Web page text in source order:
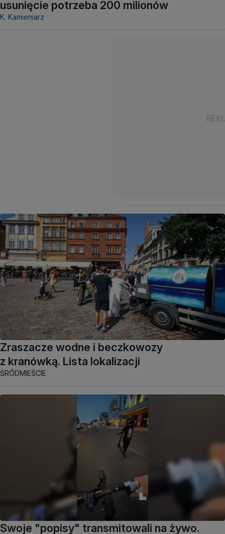
usunięcie potrzeba 200 milionów
K. Kamieniarz
Zraszacze wodne i beczkowozy
z kranówką. Lista lokalizacji
ŚRÓDMIEŚCIE
Swoje "popisy" transmitowali na żywo.